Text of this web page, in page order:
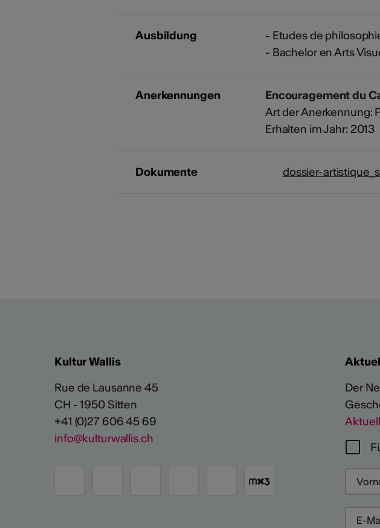
Ausbildung
- Etudes de
- Bachelor en Arts
Anerkennungen
Encouragement du
Art der Anerkennung:
Erhalten im Jahr: 2013
Dokumente dossier-
Kultur Wallis
Rue de Lausanne 45
CH - 1950 Sitten
+41 (0)27 606 45 69
info@kulturwallis.ch
Der